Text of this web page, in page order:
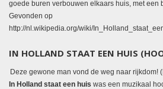
goede buren verbouwen elkaars huis, met een
Gevonden op
http://nl.wikipedia.org/wiki/
IN HOLLAND STAAT EEN HUIS
Deze gewone man vond de weg naar rijkdom!
In Holland staat een huis was een muzikaal